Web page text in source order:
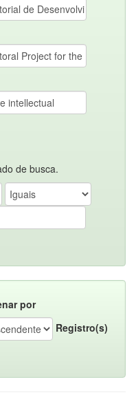
de busca.
por
Registro(s)